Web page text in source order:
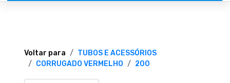
TERMOS E CONDIÇÕES
Voltar para
TUBOS E ACESSÓRIOS
CORRUGADO VERMELHO
200